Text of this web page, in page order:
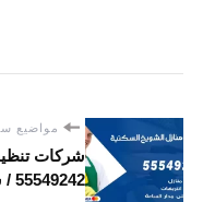
مواضيع
شركات
55549242 / شركات تنظيف منازل رخيصة